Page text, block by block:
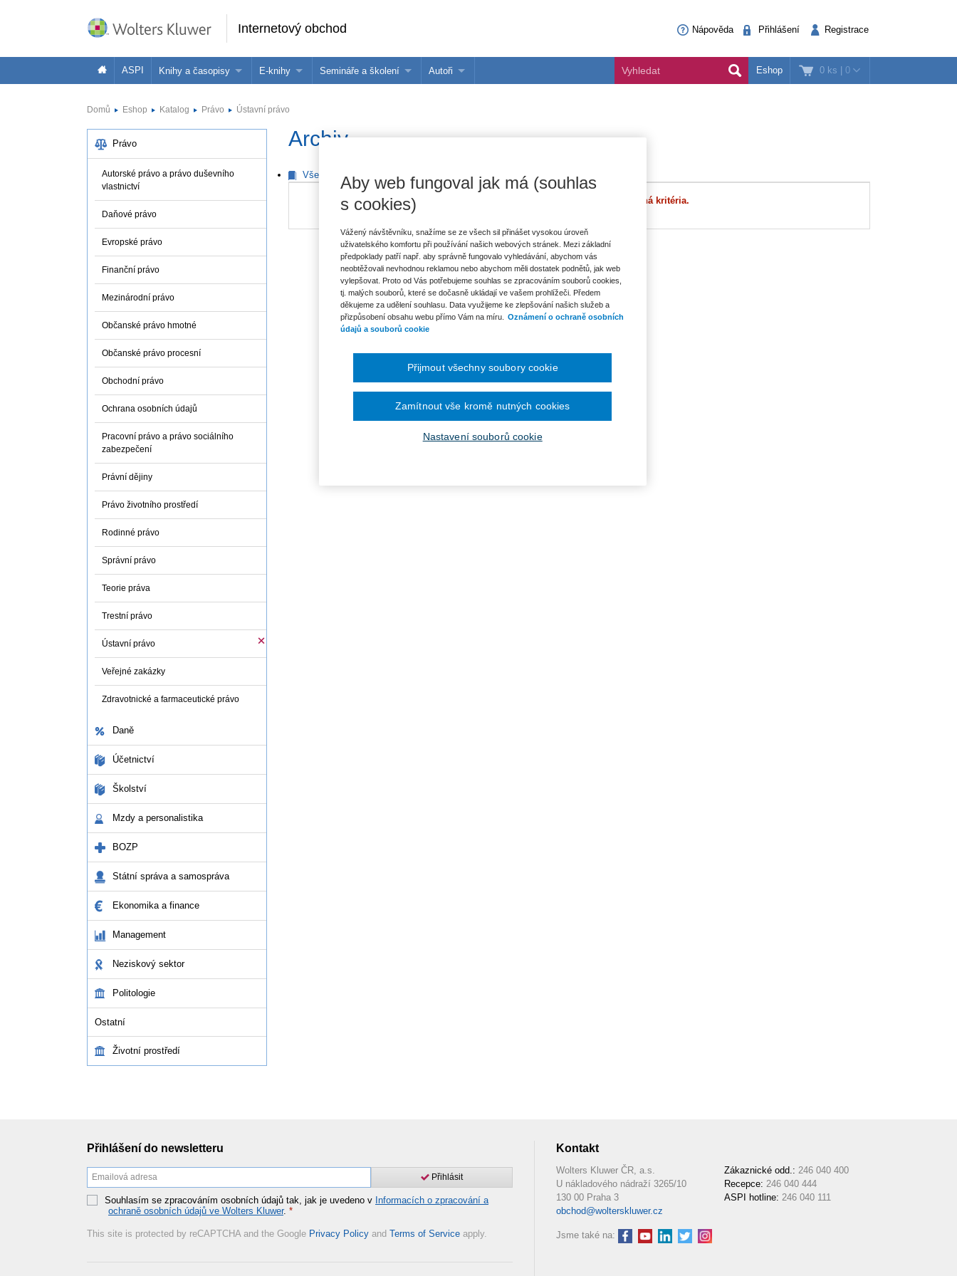
Internetový obchod Nápověda Přihlášení Registrace
0 ks | 0
Eshop
ASPI Knihy a časopisy
Knihy
E-knihy
Jak na naše e-knihy?
Půjčit si e-knihu
Semináře a školení Autoři
Domů Eshop Katalog Právo Ústavní právo
Archiv
Všetky produkty
Bohužel žádné nabídky nesplňují zvolená kritéria.
Právo
Autorské právo a právo duševního
vlastnictví
Daňové právo
Evropské právo
Finanční právo
Mezinárodní právo
Občanské právo hmotné
Občanské právo procesní
Obchodní právo
Ochrana osobních údajů
Pracovní právo a právo sociálního
zabezpečení
Právní dějiny
Právo životního prostředí
Rodinné právo
Správní právo
Teorie práva
Trestní právo
Ústavní právo
Veřejné zakázky
Zdravotnické a farmaceutické právo
Daně
Účetnictví
Školství
Mzdy a personalistika
BOZP
Státní správa a samospráva
Ekonomika a finance
Management
Neziskový sektor
Politologie
Ostatní
Životní prostředí
Přihlášení do newsletteru
Přihlásit
Souhlasím se zpracováním osobních údajů tak, jak je uvedeno v Informacích o zpracování a
ochraně osobních údajů ve Wolters Kluwer. *
This site is protected by reCAPTCHA and the Google Privacy Policy and Terms of Service apply.
Kontakt
Wolters Kluwer ČR, a.s.
U nákladového nádraží 3265/10
130 00 Praha 3
obchod@wolterskluwer.cz
Zákaznické odd.: 246 040 400
Recepce: 246 040 444
ASPI hotline: 246 040 111
Jsme také na:
Aby web fungoval jak má (souhlas
s cookies)
Vážený návštěvníku, snažíme se ze všech sil přinášet vysokou úroveň
uživatelského komfortu při používání našich webových stránek. Mezi základní
předpoklady patří např. aby správně fungovalo vyhledávání, abychom vás
neobtěžovali nevhodnou reklamou nebo abychom měli dostatek podnětů, jak web
vylepšovat. Proto od Vás potřebujeme souhlas se zpracováním souborů cookies,
tj. malých souborů, které se dočasně ukládají ve vašem prohlížeči. Předem
děkujeme za udělení souhlasu. Data využijeme ke zlepšování našich služeb a
přizpůsobení obsahu webu přímo Vám na míru.
Oznámení o ochraně osobních
údajů a souborů cookie
Nastavení souborů cookie
Zamítnout vše kromě nutných cookies
Přijmout všechny soubory cookie